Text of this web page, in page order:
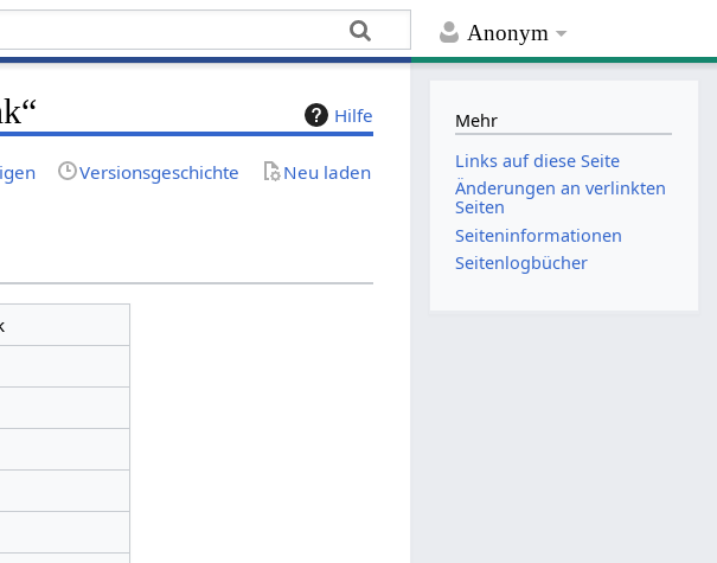
Anonym
Hilfe
Versionsgeschichte Neu laden
Mehr
Links auf diese Seite
Änderungen an verlinkten
Seiten
Seiten­­informationen
Seitenlogbücher